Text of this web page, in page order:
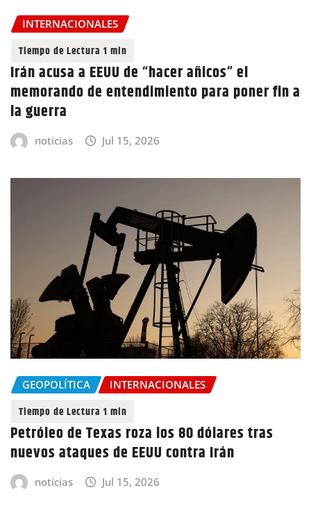
INTERNACIONALES
Irán acusa a EEUU de “hacer añicos” el
memorando de entendimiento para poner fin a
la guerra
noticias Jul 15, 2026
GEOPOLÍTICA INTERNACIONALES
Petróleo de Texas roza los 80 dólares tras
nuevos ataques de EEUU contra Irán
noticias Jul 15, 2026